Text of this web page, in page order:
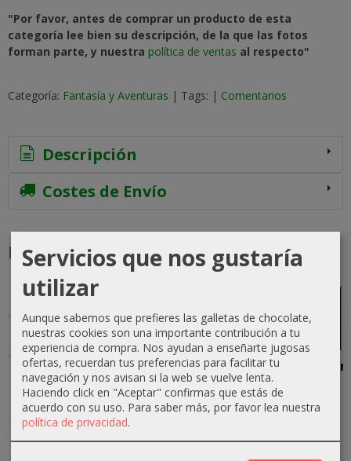
"Por favor, antes de comprar un producto de esta
categoría lee bien su descripción, de la que las fotos
forman parte, y nuestra política de ventas al respecto"
Categoría: Fantasía y Aventuras | Tags: | Comentarios
Descripción
Costes de Envío
Productos Relacionados
Agotado
Los Mundos
Rebeldes
(Dominic
Flandry...
30,00 €
Las
Ciudades
Perdidas de
Marte
25,00 €
Agotado
Weird Tales
(selección
1938)....
14,00 €
Agotado
Perdidos en
30,00 €
Servicios que nos gustaría
utilizar
Aunque sabemos que prefieres las galletas de chocolate,
nuestras cookies son una importante contribución a tu
experiencia de compra. Nos ayudan a enseñarte jugosas
ofertas, recuerdan tus preferencias para facilitar tu
navegación y nos avisan si la web se vuelve lenta.
Haciendo click en "Aceptar" confirmas que estás de
acuerdo con su uso. Para saber más, por favor lea nuestra
política de privacidad.